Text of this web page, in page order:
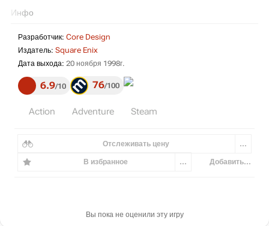
Инфо
Разработчик: Core Design
Издатель: Square Enix
Дата выхода: 20 ноября 1998г.
6.9 10 76 100
Action Adventure Steam
Отслеживать цену ...
В избранное ... Добавить...
Вы пока не оценили эту игру